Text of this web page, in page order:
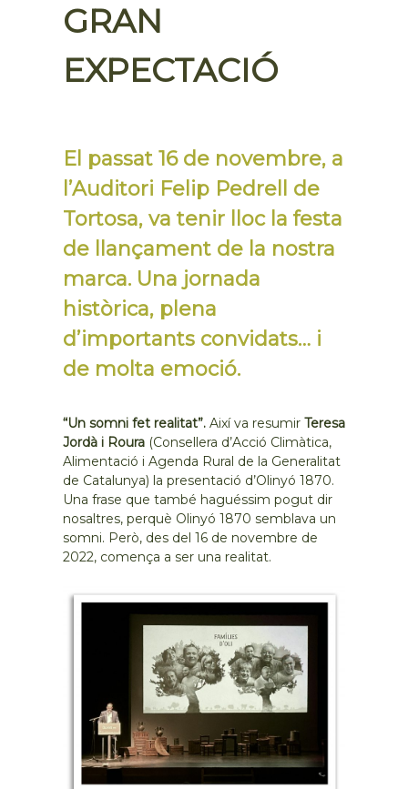
GRAN
EXPECTACIÓ
El passat 16 de novembre, a
l’Auditori Felip Pedrell de
Tortosa, va tenir lloc la festa
de llançament de la nostra
marca. Una jornada
històrica, plena
d’importants convidats… i
de molta emoció.
“Un somni fet realitat”.Així va resumir Teresa
Jordà i Roura(Consellera d’Acció Climàtica,
Alimentació i Agenda Rural de la Generalitat
de Catalunya) la presentació d’Olinyó 1870.
Una frase que també haguéssim pogut dir
nosaltres, perquè Olinyó 1870 semblava un
somni. Però, des del 16 de novembre de
2022, comença a ser una realitat.